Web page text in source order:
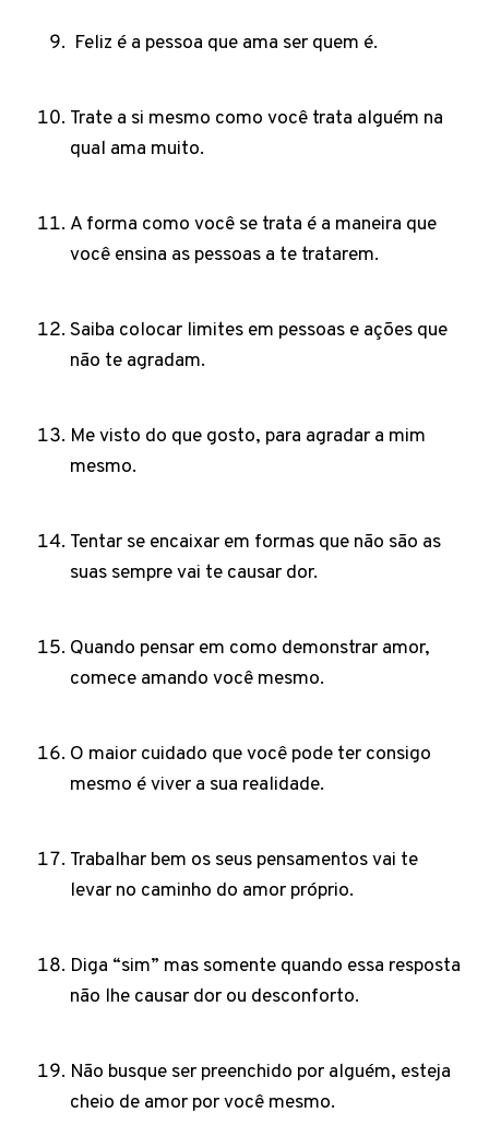
Feliz é a pessoa que ama ser quem é.
Trate a si mesmo como você trata alguém na
qual ama muito.
A forma como você se trata é a maneira que
você ensina as pessoas a te tratarem.
Saiba colocar limites em pessoas e ações que
não te agradam.
Me visto do que gosto, para agradar a mim
mesmo.
Tentar se encaixar em formas que não são as
suas sempre vai te causar dor.
Quando pensar em como demonstrar amor,
comece amando você mesmo.
O maior cuidado que você pode ter consigo
mesmo é viver a sua realidade.
Trabalhar bem os seus pensamentos vai te
levar no caminho do amor próprio.
Diga “sim” mas somente quando essa resposta
não lhe causar dor ou desconforto.
Não busque ser preenchido por alguém, esteja
cheio de amor por você mesmo.